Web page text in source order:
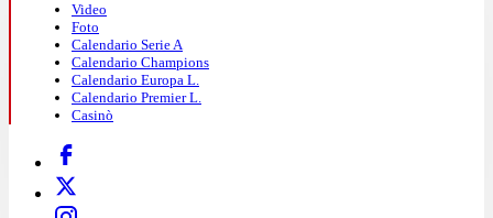
Video
Foto
Calendario Serie A
Calendario Champions
Calendario Europa L.
Calendario Premier L.
Casinò